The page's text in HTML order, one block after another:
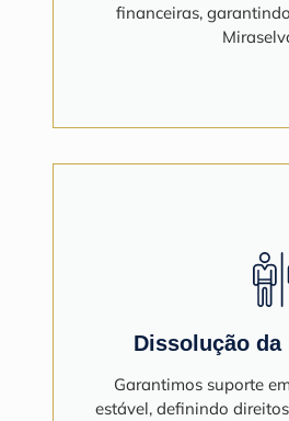
financeiras,
Dissolução da
Garantimos suporte
estável, definindo